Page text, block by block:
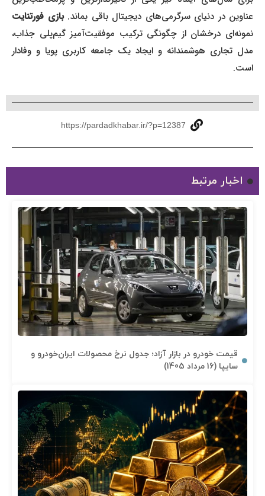
عناوین در دنیای سرگرمی‌های دیجیتال باقی بماند.بازی فورتنایت
نمونه‌ای درخشان از چگونگی ترکیب موفقیت‌آمیز گیم‌پلی جذاب،
مدل تجاری هوشمندانه و ایجاد یک جامعه کاربری پویا و وفادار
است.
https://pardadkhabar.ir/?p=12387
اخبار مرتبط
قیمت خودرو در بازار آزاد؛ جدول نرخ محصولات ایران‌خودرو و
سایپا (16 مرداد 1405)